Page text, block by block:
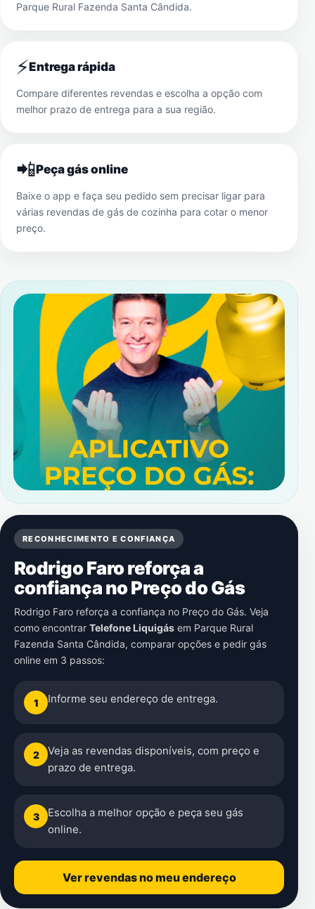
Parque Rural Fazenda Santa Cândida.
⚡Entrega rápida
Compare diferentes revendas e escolha a opção com
melhor prazo de entrega para a sua região.
📲Peça gás online
Baixe o app e faça seu pedido sem precisar ligar para
várias revendas de gás de cozinha para cotar o menor
preço.
RECONHECIMENTO E CONFIANÇA
Rodrigo Faro reforça a
confiança no Preço do Gás
Rodrigo Faro reforça a confiança no Preço do Gás. Veja
como encontrar Telefone Liquigás em Parque Rural
Fazenda Santa Cândida, comparar opções e pedir gás
online em 3 passos:
1 Informe seu endereço de entrega.
2
Veja as revendas disponíveis, com preço e
prazo de entrega.
3
Escolha a melhor opção e peça seu gás
online.
Ver revendas no meu endereço